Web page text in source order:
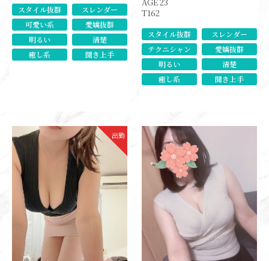
スタイル抜群
スレンダー
可愛い系
愛嬌抜群
明るい
清楚
癒し系
聞き上手
T162
スタイル抜群
スレンダー
テクニシャン
愛嬌抜群
明るい
清楚
癒し系
聞き上手
出勤